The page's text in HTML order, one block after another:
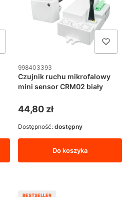
Kod produktu
998403393
Czujnik ruchu mikrofalowy
mini sensor CRM02 biały
Cena
44,80 zł
Do koszyka
Dostępność: dostępny
BESTSELLER